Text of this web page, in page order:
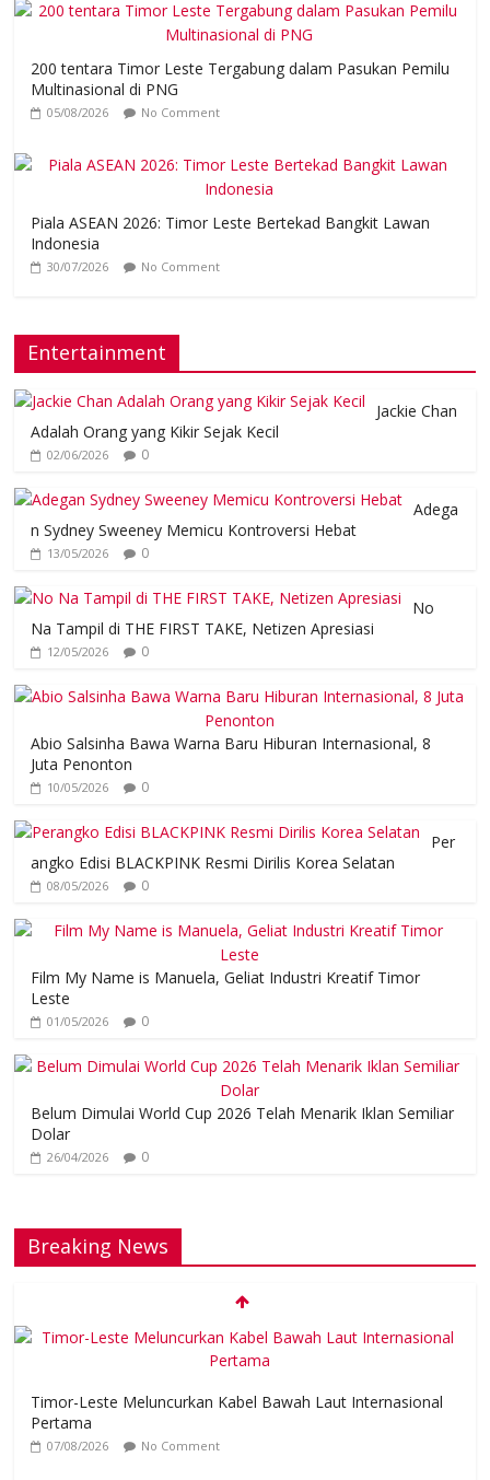
200 tentara Timor Leste Tergabung dalam Pasukan Pemilu
Multinasional di PNG
05/08/2026 No Comment
Piala ASEAN 2026: Timor Leste Bertekad Bangkit Lawan
Indonesia
30/07/2026 No Comment
Entertainment
Jackie Chan
Adalah Orang yang Kikir Sejak Kecil
02/06/2026 0
Adega
n Sydney Sweeney Memicu Kontroversi Hebat
13/05/2026 0
No
Na Tampil di THE FIRST TAKE, Netizen Apresiasi
12/05/2026 0
Abio Salsinha Bawa Warna Baru Hiburan Internasional, 8
Juta Penonton
10/05/2026 0
Per
angko Edisi BLACKPINK Resmi Dirilis Korea Selatan
08/05/2026 0
Film My Name is Manuela, Geliat Industri Kreatif Timor
Leste
01/05/2026 0
Belum Dimulai World Cup 2026 Telah Menarik Iklan Semiliar
Dolar
26/04/2026 0
Breaking News
Timor-Leste Meluncurkan Kabel Bawah Laut Internasional
Pertama
07/08/2026 No Comment